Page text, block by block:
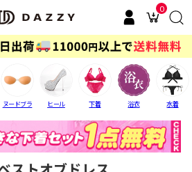
0
ヌードブラ ヒール 下着 浴衣 水着